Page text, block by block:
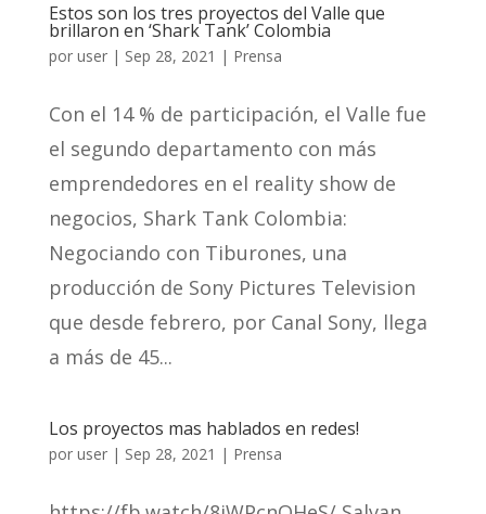
Estos son los tres proyectos del Valle que
brillaron en ‘Shark Tank’ Colombia
por user| Sep 28, 2021 | Prensa
Con el 14 % de participación, el Valle fue
el segundo departamento con más
emprendedores en el reality show de
negocios, Shark Tank Colombia:
Negociando con Tiburones, una
producción de Sony Pictures Television
que desde febrero, por Canal Sony, llega
a más de 45...
Los proyectos mas hablados en redes!
por user| Sep 28, 2021 | Prensa